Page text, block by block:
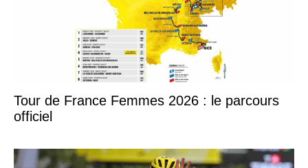
Tour de France Femmes 2026 : le parcours
officiel